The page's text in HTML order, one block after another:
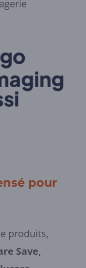
pour
produits,
Save,